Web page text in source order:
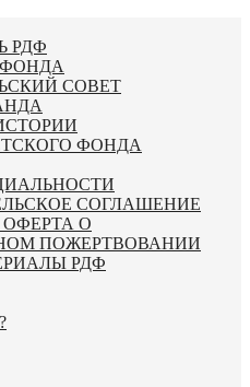
РДФ
СОВЕТ
ФОНДА
СОГЛАШЕНИЕ
О
ПОЖЕРТВОВАНИИ
РДФ